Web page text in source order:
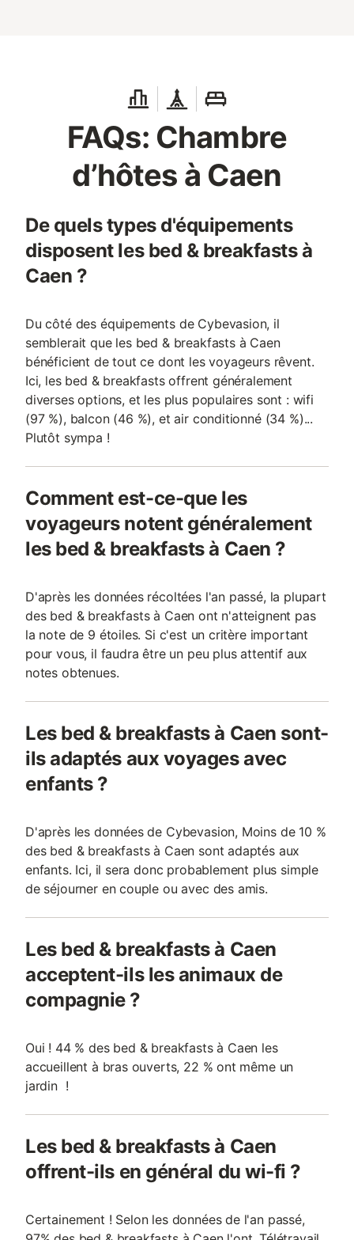
FAQs: Chambre
d’hôtes à Caen
De quels types d'équipements
disposent les bed & breakfasts à
Caen ?
Du côté des équipements de Cybevasion, il
semblerait que les bed & breakfasts à Caen
bénéficient de tout ce dont les voyageurs rêvent.
Ici, les bed & breakfasts offrent généralement
diverses options, et les plus populaires sont : wifi
(97 %), balcon (46 %), et air conditionné (34 %)...
Plutôt sympa !
Comment est-ce-que les
voyageurs notent généralement
les bed & breakfasts à Caen ?
D'après les données récoltées l'an passé, la plupart
des bed & breakfasts à Caen ont n'atteignent pas
la note de 9 étoiles. Si c'est un critère important
pour vous, il faudra être un peu plus attentif aux
notes obtenues.
Les bed & breakfasts à Caen sont-
ils adaptés aux voyages avec
enfants ?
D'après les données de Cybevasion, Moins de 10 %
des bed & breakfasts à Caen sont adaptés aux
enfants. Ici, il sera donc probablement plus simple
de séjourner en couple ou avec des amis.
Les bed & breakfasts à Caen
acceptent-ils les animaux de
compagnie ?
Oui ! 44 % des bed & breakfasts à Caen les
accueillent à bras ouverts, 22 % ont même un
jardin !
Les bed & breakfasts à Caen
offrent-ils en général du wi-fi ?
Certainement ! Selon les données de l'an passé,